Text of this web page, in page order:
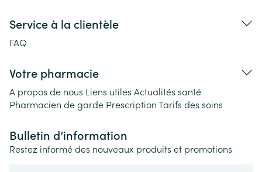
Service à la clientèle
FAQ
Votre pharmacie
A propos de nous Liens utiles Actualités santé
Pharmacien de garde PrescriptionTarifs des soins
Bulletin d’information
Restez informé des nouveaux produits et promotions